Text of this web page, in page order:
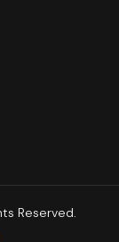
Reserved.